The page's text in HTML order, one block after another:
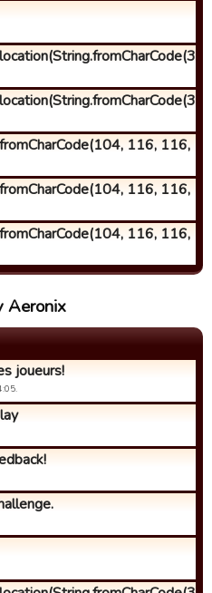
116, 116,
116, 116,
116, 116,
Aeronix
joueurs!